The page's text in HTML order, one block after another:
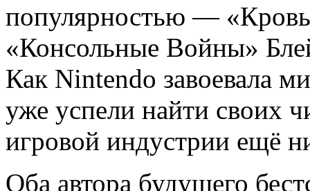
популярностью —
«Консольные Войны»
Как Nintendo завоевала
уже успели найти своих
игровой индустрии ещё
Оба автора будущего